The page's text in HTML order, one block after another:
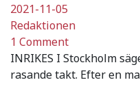
2021-11-05
Redaktionen
1 Comment
INRIKES I Stockholm
rasande takt. Efter en